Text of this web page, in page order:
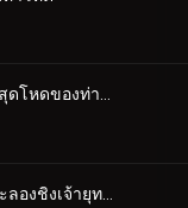
ตอนที่ 18 การฝึกสุดโหดของท่านผู้เฒ่าเต่า